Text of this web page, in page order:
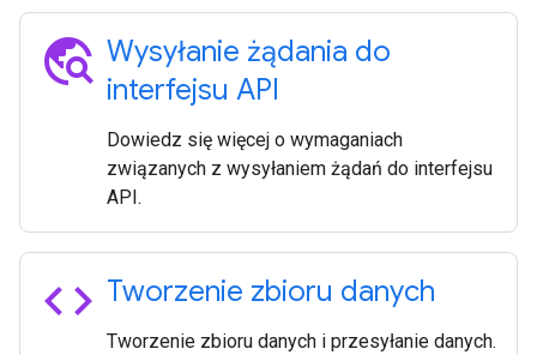
travel_explore Wysyłanie żądania do
interfejsu API
Dowiedz się więcej o wymaganiach
związanych z wysyłaniem żądań do interfejsu
API.
code Tworzenie zbioru danych
Tworzenie zbioru danych i przesyłanie danych.